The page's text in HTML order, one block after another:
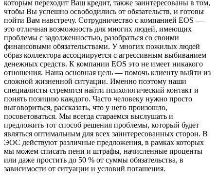
которым переходит Ваш кредит, также заинтересованы в том,
чтобы Вы успешно освободились от обязательств, и готовы
пойти Вам навстречу. Сотрудничество с компанией EOS —
это отличная возможность для многих людей, имеющих
проблемы с задолженностью, разобраться со своими
финансовыми обязательствами. У многих пожилых людей
образ коллектора ассоциируется с агрессивным выбиванием
денежных средств. К компании EOS это не имеет никакого
отношения. Наша основная цель — помочь клиенту выйти из
сложной жизненной ситуации. Именно поэтому наши
специалисты стремятся найти психологический контакт и
понять позицию каждого. Часто человеку нужно просто
выговориться, рассказать, что у него произошло,
посоветоваться. Мы всегда стараемся выслушать и
предложить тот способ решения проблемы, который будет
являться оптимальным для всех заинтересованных сторон. В
ЭОС действуют различные предложения, в рамках которых
мы можем списать пени и штрафы, начисленные проценты
или даже простить до 50 % от суммы обязательства, в
зависимости от ситуации и условий погашения.